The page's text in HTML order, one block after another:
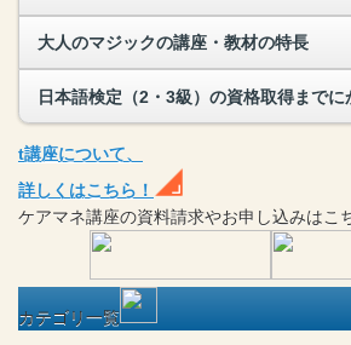
大人のマジックの講座・教材の特長
日本語検定（2・3級）の資格取得までに
t講座について、
詳しくはこちら！
ケアマネ講座の資料請求やお申し込みはこ
カテゴリ一覧